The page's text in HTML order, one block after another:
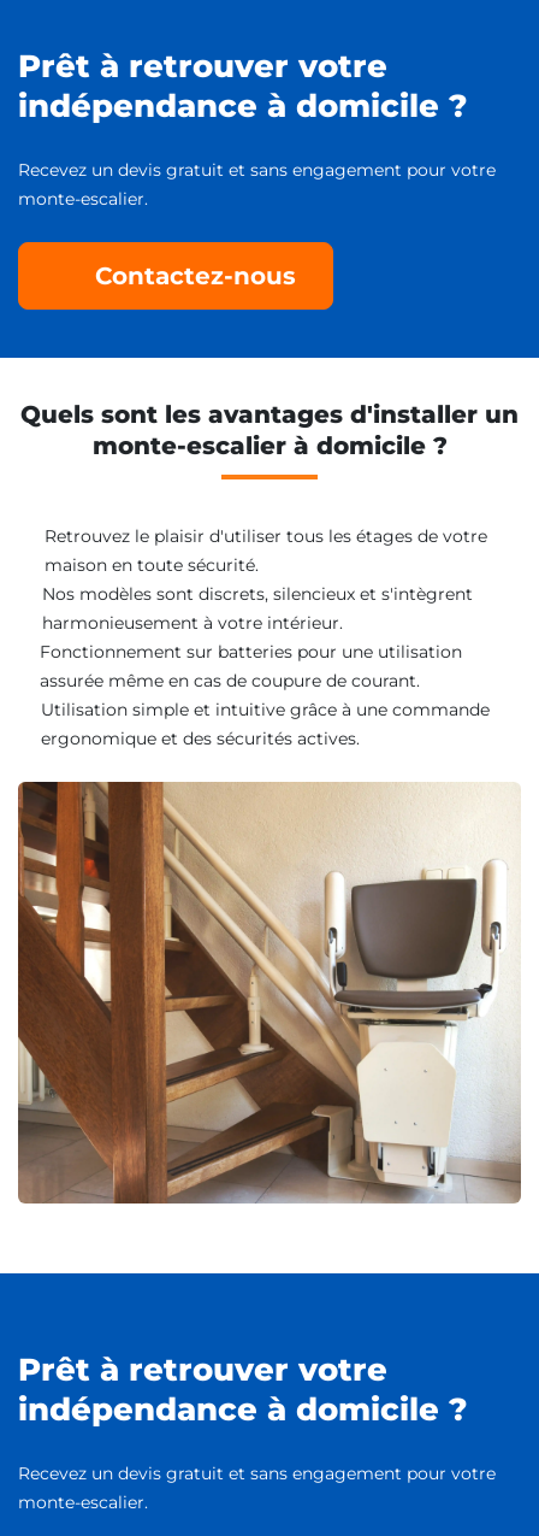
Prêt à retrouver votre
indépendance à domicile ?
Recevez un devis gratuit et sans engagement pour votre
monte-escalier.
Contactez-nous
Quels sont les avantages d'installer un
monte-escalier à domicile ?
Retrouvez le plaisir d'utiliser tous les étages de votre
maison en toute sécurité.
Nos modèles sont discrets, silencieux et s'intègrent
harmonieusement à votre intérieur.
Fonctionnement sur batteries pour une utilisation
assurée même en cas de coupure de courant.
Utilisation simple et intuitive grâce à une commande
ergonomique et des sécurités actives.
Prêt à retrouver votre
indépendance à domicile ?
Recevez un devis gratuit et sans engagement pour votre
monte-escalier.